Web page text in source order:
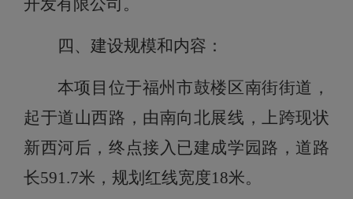
开发有限公司 。
四、建设规模和内容：
本项目位于福州市鼓楼区南街街道，
起于道山西路，由南向北展线，上跨现状
新西河后，终点接入已建成学园路，道路
长591.7米，规划红线宽度18米。